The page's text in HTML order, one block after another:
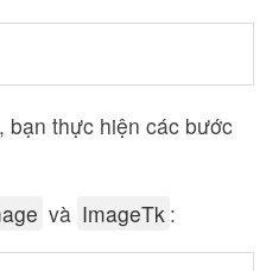
thực hiện các bước
và ImageTk :